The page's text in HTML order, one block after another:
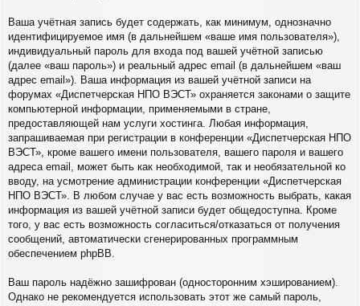
Ваша учётная запись будет содержать, как минимум, однозначно
идентифицируемое имя (в дальнейшем «ваше имя пользователя»),
индивидуальный пароль для входа под вашей учётной записью
(далее «ваш пароль») и реальный адрес email (в дальнейшем «ваш
адрес email»). Ваша информация из вашей учётной записи на
форумах «Диспетчерская НПО ВЭСТ» охраняется законами о защите
компьютерной информации, применяемыми в стране,
предоставляющей нам услуги хостинга. Любая информация,
запрашиваемая при регистрации в конференции «Диспетчерская НПО
ВЭСТ», кроме вашего имени пользователя, вашего пароля и вашего
адреса email, может быть как необходимой, так и необязательной ко
вводу, на усмотрение администрации конференции «Диспетчерская
НПО ВЭСТ». В любом случае у вас есть возможность выбрать, какая
информация из вашей учётной записи будет общедоступна. Кроме
того, у вас есть возможность согласиться/отказаться от получения
сообщений, автоматически сгенерированных программным
обеспечением phpBB.
Ваш пароль надёжно зашифрован (односторонним хэшированием).
Однако не рекомендуется использовать этот же самый пароль,